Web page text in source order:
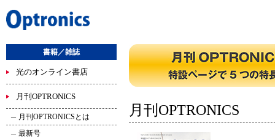
書籍／雑誌
光のオンライン書店
月刊OPTRONICS
月刊OPTRONICSとは
最新号
月刊OPTRONICS